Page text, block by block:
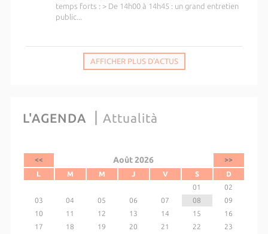
temps forts : > De 14h00 à 14h45 : un grand entretien
public...
AFFICHER PLUS D'ACTUS
L'AGENDA Attualità
<< Août 2026
>>
L
M M J V S
D
01
02
03
04 05 06 07 08
09
10
11 12 13 14 15
16
17
18 19 20 21 22
23